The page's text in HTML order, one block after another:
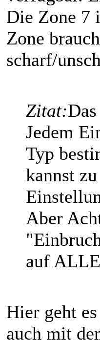
Die Zone 7
Zone
scharf/
Zitat:
Jedem
Typ
kannst
Aber
auf
Hier geht
auch mit